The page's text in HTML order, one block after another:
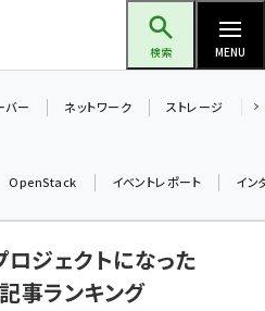
検索 MENU
仲間と築いた勝利の絆～ (2304)
バー ネットワーク ストレージ
OpenStack イベントレポート イン
ジェクトになった
事ランキング